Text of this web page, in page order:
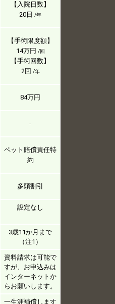
【入院日数】
20日 /年
【手術限度額】
14万円 /回
【手術回数】
2回 /年
84万円
-
ペット賠償責任特
約
多頭割引
設定なし
3歳11か月まで
（注1）
資料請求は可能で
すが、お申込みは
インターネットか
らお願いします。
一生涯補償します